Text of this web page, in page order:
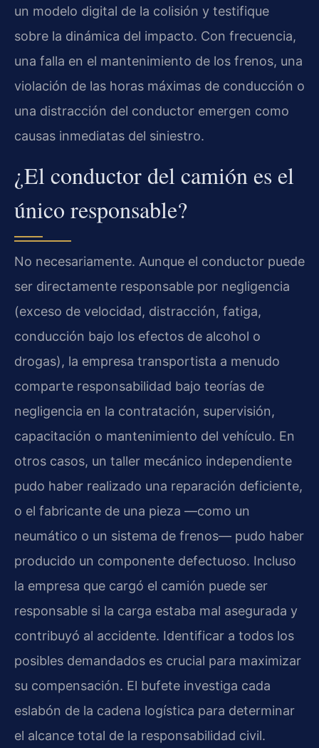
un modelo digital de la colisión y testifique
sobre la dinámica del impacto. Con frecuencia,
una falla en el mantenimiento de los frenos, una
violación de las horas máximas de conducción o
una distracción del conductor emergen como
causas inmediatas del siniestro.
¿El conductor del camión es el
único responsable?
No necesariamente. Aunque el conductor puede
ser directamente responsable por negligencia
(exceso de velocidad, distracción, fatiga,
conducción bajo los efectos de alcohol o
drogas), la empresa transportista a menudo
comparte responsabilidad bajo teorías de
negligencia en la contratación, supervisión,
capacitación o mantenimiento del vehículo. En
otros casos, un taller mecánico independiente
pudo haber realizado una reparación deficiente,
o el fabricante de una pieza —como un
neumático o un sistema de frenos— pudo haber
producido un componente defectuoso. Incluso
la empresa que cargó el camión puede ser
responsable si la carga estaba mal asegurada y
contribuyó al accidente. Identificar a todos los
posibles demandados es crucial para maximizar
su compensación. El bufete investiga cada
eslabón de la cadena logística para determinar
el alcance total de la responsabilidad civil.